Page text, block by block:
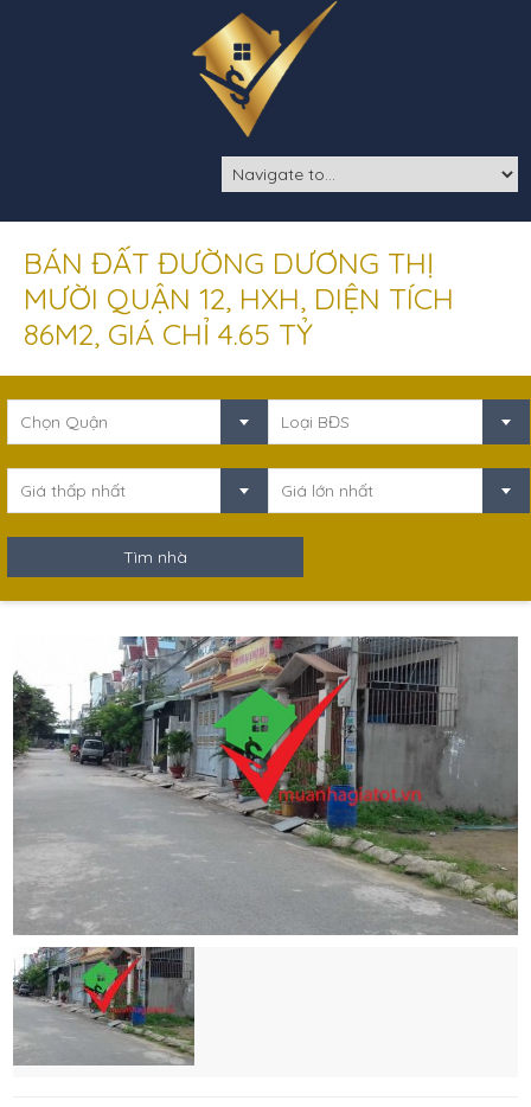
BÁN ĐẤT ĐƯỜNG DƯƠNG THỊ
MƯỜI QUẬN 12, HXH, DIỆN TÍCH
86M2, GIÁ CHỈ 4.65 TỶ
Chọn Quận Loại BĐS
Giá thấp nhất Giá lớn nhất